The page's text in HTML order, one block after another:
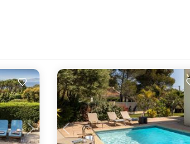
Lädt ...